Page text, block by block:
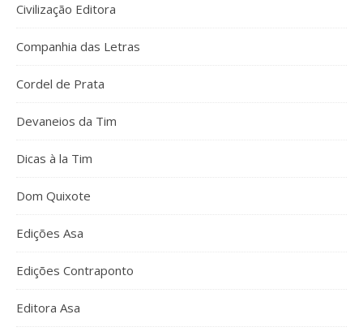
Civilização Editora
Companhia das Letras
Cordel de Prata
Devaneios da Tim
Dicas à la Tim
Dom Quixote
Edições Asa
Edições Contraponto
Editora Asa